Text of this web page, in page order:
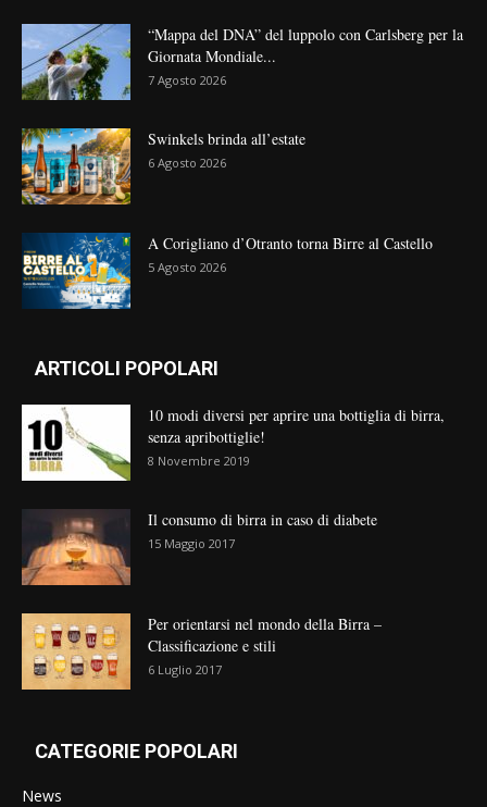
“Mappa del DNA” del luppolo con Carlsberg per la
Giornata Mondiale...
7 Agosto 2026
Swinkels brinda all’estate
6 Agosto 2026
A Corigliano d’Otranto torna Birre al Castello
5 Agosto 2026
ARTICOLI POPOLARI
10 modi diversi per aprire una bottiglia di birra,
senza apribottiglie!
8 Novembre 2019
Il consumo di birra in caso di diabete
15 Maggio 2017
Per orientarsi nel mondo della Birra –
Classificazione e stili
6 Luglio 2017
CATEGORIE POPOLARI
News